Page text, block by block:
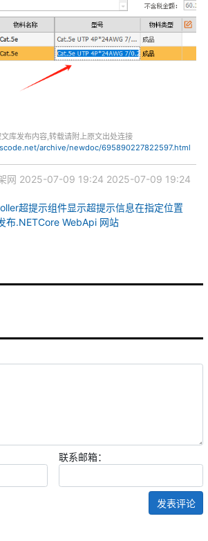
库发布内容,转载请附上原文出处连接
archive/newdoc/695890227822597.html
网 2025-07-09 19:24 2025-07-09 19:24
超提示组件显示超提示信息在指定位置
布.NETCore WebApi 网站
联系邮箱：
发表评论